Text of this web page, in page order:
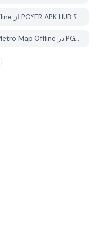
آیا برای دانلود Tbilisi Metro Map Offline از PGYER APK HUB نیاز به حساب کاربری دارم؟
چگونه می توانم یک مشکل با Tbilisi Metro Map Offline در PGYER APK HUB گزارش دهم؟